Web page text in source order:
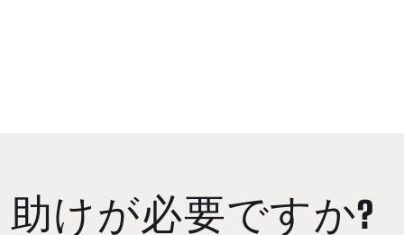
助けが必要ですか?